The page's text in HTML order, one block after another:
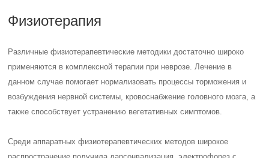
Физиотерапия
Различные физиотерапевтические методики достаточно широко
применяются в комплексной терапии при неврозе. Лечение в
данном случае помогает нормализовать процессы торможения и
возбуждения нервной системы, кровоснабжение головного мозга, а
также способствует устранению вегетативных симптомов.
Среди аппаратных физиотерапевтических методов широкое